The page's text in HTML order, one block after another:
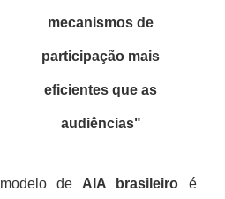
mecanismos de
participação mais
eficientes que as
audiências"
de AIA brasileiro é